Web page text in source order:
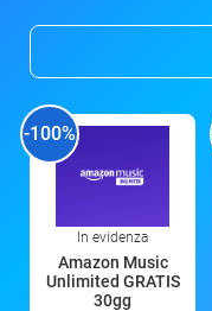
-100%
In evidenza
Amazon Music
Unlimited GRATIS
30gg